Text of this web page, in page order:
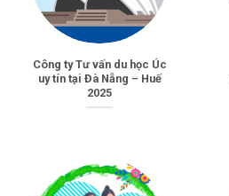
Công ty Tư vấn du học Úc
uy tín tại Đà Nẵng – Huế
2025